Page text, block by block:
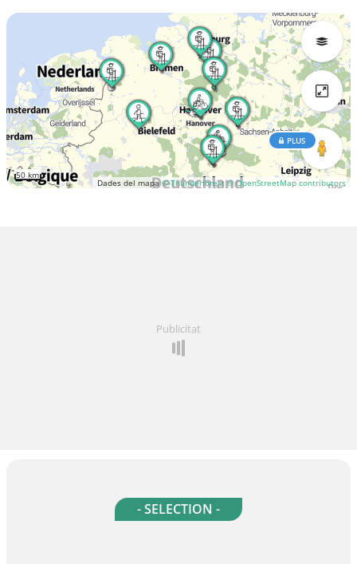
Dades del mapa© Thunderforest © OpenStreetMap contributors
PLUS
50 km
Publicitat
- SELECTION -